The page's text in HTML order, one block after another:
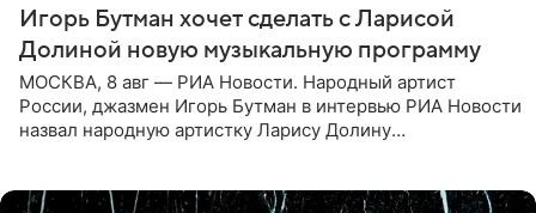
Игорь Бутман хочет сделать с Ларисой
Долиной новую музыкальную программу
МОСКВА, 8 авг — РИА Новости. Народный артист
России, джазмен Игорь Бутман в интервью РИА Новости
назвал народную артистку Ларису Долину